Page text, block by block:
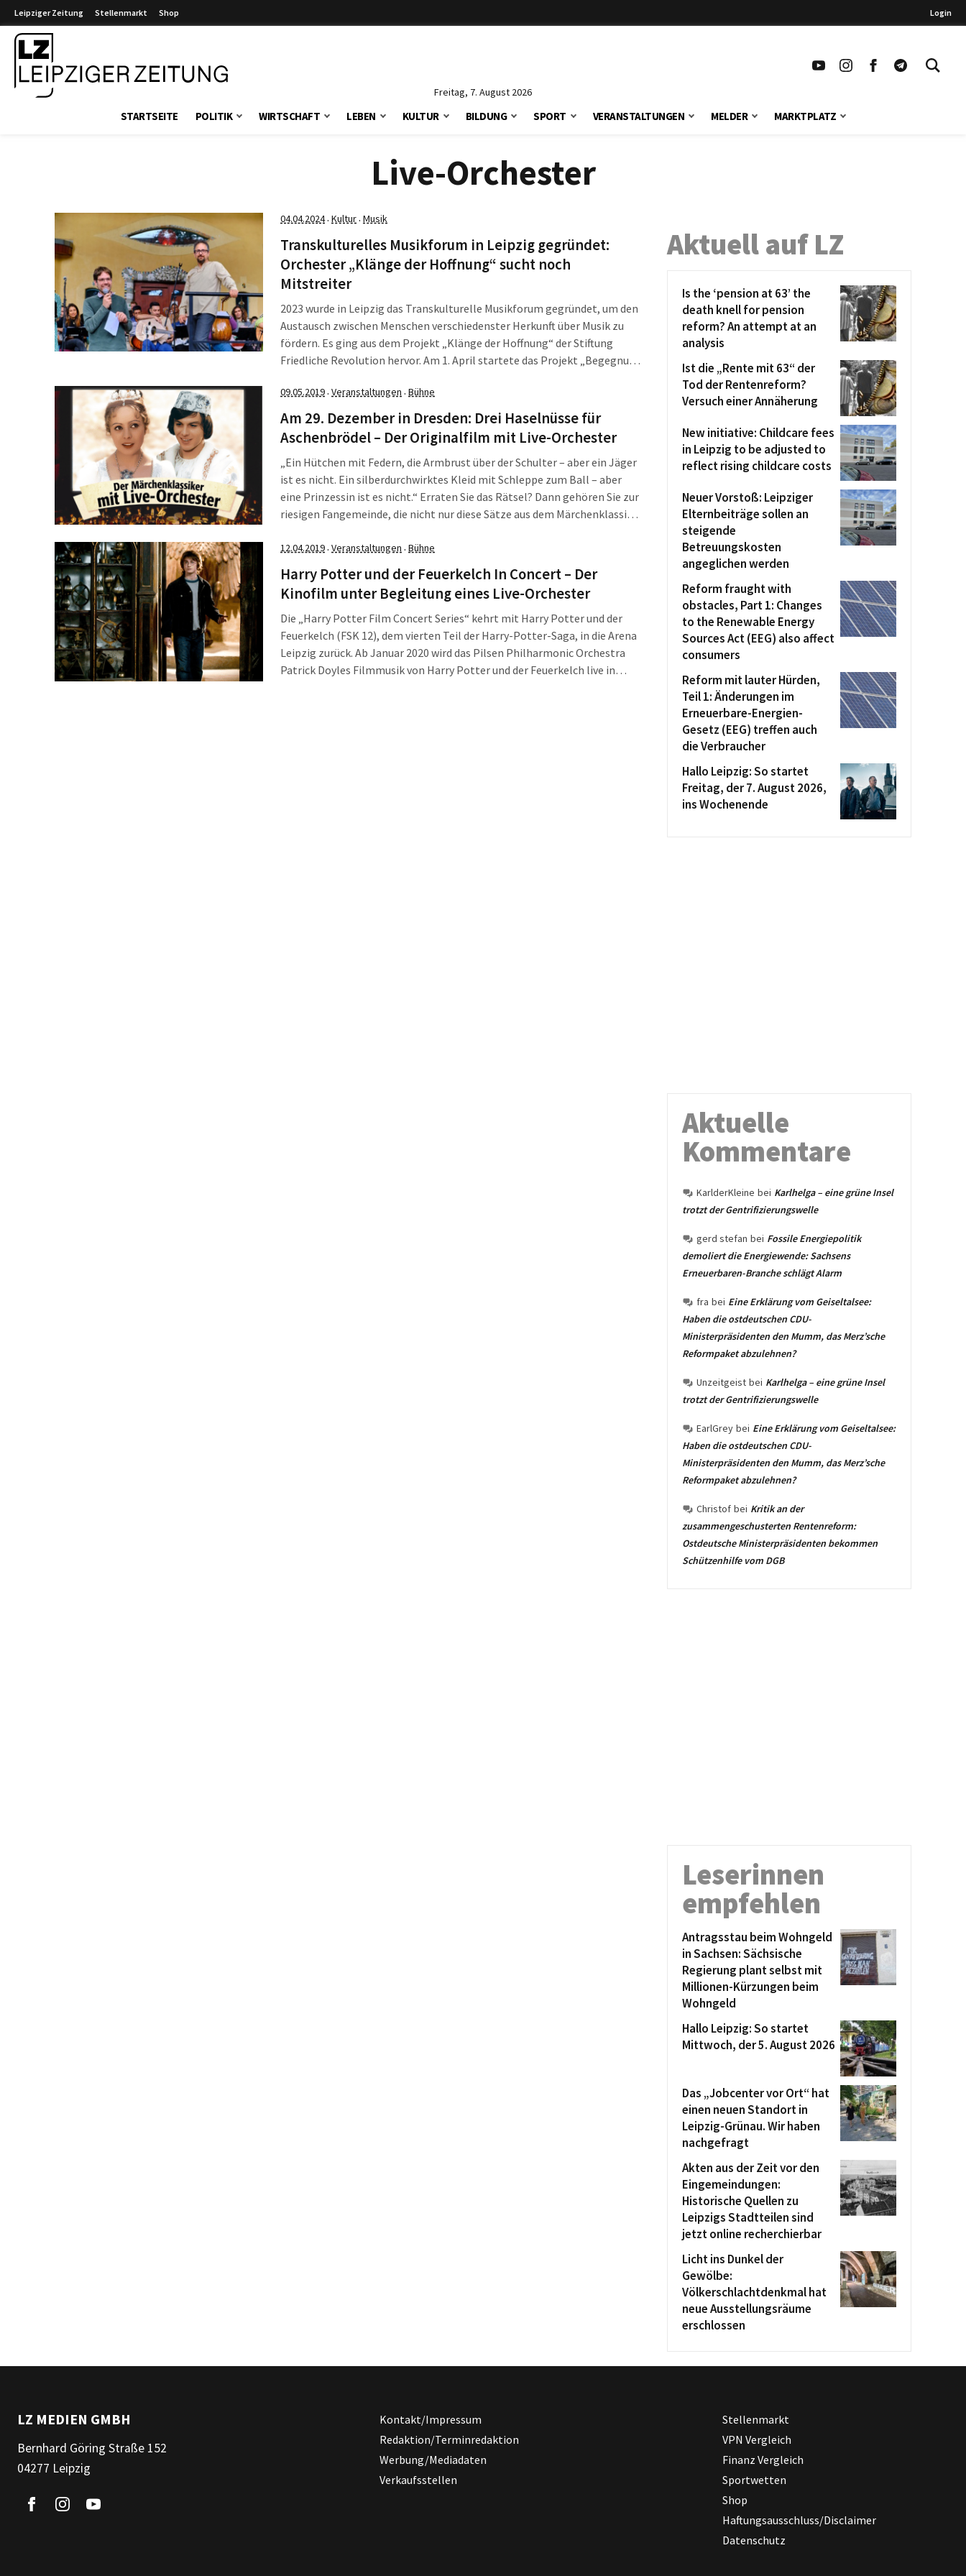
Leipziger Zeitung Stellenmarkt Shop Login
Freitag, 7. August 2026
STARTSEITE POLITIK WIRTSCHAFT LEBEN KULTUR BILDUNG SPORT VERANSTALTUNGEN MELDER MARKTPLATZ
Live-Orchester
04.04.2024· Kultur· Musik
Transkulturelles Musikforum in Leipzig gegründet:
Orchester „Klänge der Hoffnung“ sucht noch
Mitstreiter
2023 wurde in Leipzig das Transkulturelle Musikforum gegründet, um den
Austausch zwischen Menschen verschiedenster Herkunft über Musik zu
fördern. Es ging aus dem Projekt „Klänge der Hoffnung“ der Stiftung
Friedliche Revolution hervor. Am 1. April startete das Projekt „Begegnung
und Musiker gesucht werden. „Ich begrüße […]
09.05.2019· Veranstaltungen · Bühne
Am 29. Dezember in Dresden: Drei Haselnüsse für
Aschenbrödel – Der Originalfilm mit Live-Orchester
„Ein Hütchen mit Federn, die Armbrust über der Schulter – aber ein Jäger
ist es nicht. Ein silberdurchwirktes Kleid mit Schleppe zum Ball – aber
eine Prinzessin ist es nicht.“ Erraten Sie das Rätsel? Dann gehören Sie zur
riesigen Fangemeinde, die nicht nur diese Sätze aus dem Märchenklassiker
12.04.2019· Veranstaltungen · Bühne
Harry Potter und der Feuerkelch In Concert – Der
Kinofilm unter Begleitung eines Live-Orchester
Die „Harry Potter Film Concert Series“ kehrt mit Harry Potter und der
Feuerkelch (FSK 12), dem vierten Teil der Harry-Potter-Saga, in die Arena
Leipzig zurück. Ab Januar 2020 wird das Pilsen Philharmonic Orchestra
Patrick Doyles Filmmusik von Harry Potter und der Feuerkelch live in
Aktuell auf LZ
Is the ‘pension at 63’ the
death knell for pension
reform? An attempt at an
analysis
Ist die „Rente mit 63“ der
Tod der Rentenreform?
Versuch einer Annäherung
New initiative: Childcare fees
in Leipzig to be adjusted to
reflect rising childcare costs
Neuer Vorstoß: Leipziger
Elternbeiträge sollen an
steigende
Betreuungskosten
angeglichen werden
Reform fraught with
obstacles, Part 1: Changes
to the Renewable Energy
Sources Act (EEG) also affect
consumers
Reform mit lauter Hürden,
Teil 1: Änderungen im
Erneuerbare-Energien-
Gesetz (EEG) treffen auch
die Verbraucher
Hallo Leipzig: So startet
Freitag, der 7. August 2026,
ins Wochenende
Aktuelle
Kommentare
KarlderKleine bei Karlhelga – eine grüne Insel
trotzt der Gentrifizierungswelle
gerd stefan bei Fossile Energiepolitik
demoliert die Energiewende: Sachsens
Erneuerbaren-Branche schlägt Alarm
fra bei Eine Erklärung vom Geiseltalsee:
Haben die ostdeutschen CDU-
Ministerpräsidenten den Mumm, das Merz’sche
Reformpaket abzulehnen?
Unzeitgeist bei Karlhelga – eine grüne Insel
trotzt der Gentrifizierungswelle
EarlGrey bei Eine Erklärung vom Geiseltalsee:
Haben die ostdeutschen CDU-
Ministerpräsidenten den Mumm, das Merz’sche
Reformpaket abzulehnen?
Christof bei Kritik an der
zusammengeschusterten Rentenreform:
Ostdeutsche Ministerpräsidenten bekommen
Schützenhilfe vom DGB
Leserinnen
empfehlen
Antragsstau beim Wohngeld
in Sachsen: Sächsische
Regierung plant selbst mit
Millionen-Kürzungen beim
Wohngeld
Hallo Leipzig: So startet
Mittwoch, der 5. August 2026
Das „Jobcenter vor Ort“ hat
einen neuen Standort in
Leipzig-Grünau. Wir haben
nachgefragt
Akten aus der Zeit vor den
Eingemeindungen:
Historische Quellen zu
Leipzigs Stadtteilen sind
jetzt online recherchierbar
Licht ins Dunkel der
Gewölbe:
Völkerschlachtdenkmal hat
neue Ausstellungsräume
erschlossen
LZ MEDIEN GMBH
Bernhard Göring Straße 152
04277 Leipzig
Kontakt/Impressum
Redaktion/Terminredaktion
Werbung/Mediadaten
Verkaufsstellen
Stellenmarkt
VPN Vergleich
Finanz Vergleich
Sportwetten
Shop
Haftungsausschluss/Disclaimer
Datenschutz